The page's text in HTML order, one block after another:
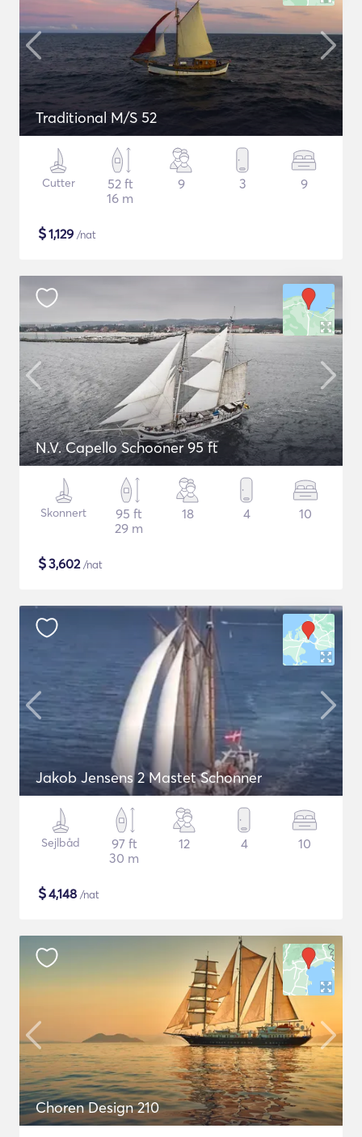
Traditional M/S 52
Cutter
52 ft
16 m
9 3 9
$1,129 /nat
N.V. Capello Schooner 95 ft
Skonnert
95 ft
29 m
18 4 10
$3,602/nat
Jakob Jensens 2 Mastet Schonner
Sejlbåd
97 ft
30 m
12 4 10
$4,148 /nat
Choren Design 210